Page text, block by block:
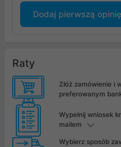
Dodaj pierwszą
Raty
Złóż zamówienie i
preferowanym
Wypełnij wniosek
mailem
Wybierz sposób